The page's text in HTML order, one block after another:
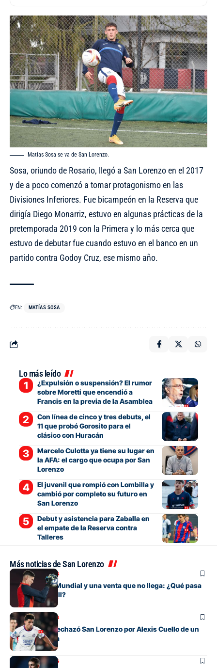
Matías Sosa se va de San Lorenzo.
Sosa, oriundo de Rosario, llegó a San Lorenzo en el 2017
y de a poco comenzó a tomar protagonismo en las
Divisiones Inferiores. Fue bicampeón en la Reserva que
dirigía Diego Monarriz, estuvo en algunas prácticas de la
pretemporada 2019 con la Primera y lo más cerca que
estuvo de debutar fue cuando estuvo en el banco en un
partido contra Godoy Cruz, ese mismo año.
EN: MATÍAS SOSA
Lo más leído
¿Expulsión o suspensión? El rumor
sobre Moretti que encendió a
Francis en la previa de la Asamblea
Con línea de cinco y tres debuts, el
11 que probó Gorosito para el
clásico con Huracán
Marcelo Culotta ya tiene su lugar en
la AFA: el cargo que ocupa por San
Lorenzo
El juvenil que rompió con Lombilla y
cambió por completo su futuro en
San Lorenzo
Debut y asistencia para Zaballa en
el empate de la Reserva contra
Talleres
Más noticias de San Lorenzo
Mercado de pases
Entre su gran Mundial y una venta que no llega: ¿Qué pasa
con Orlando Gill?
Mercado de pases
La oferta que rechazó San Lorenzo por Alexis Cuello de un
club de España
Mercado de pases